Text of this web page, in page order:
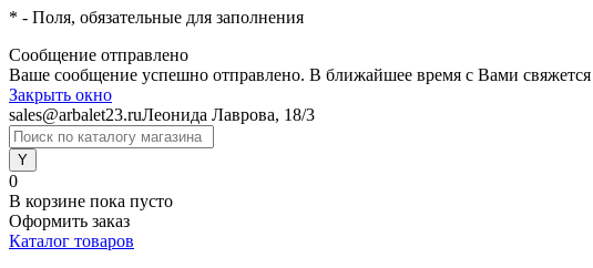
* - Поля, обязательные для заполнения
Сообщение отправлено
Ваше сообщение успешно отправлено. В ближайшее время с Вами
Закрыть окно
sales@arbalet23.ruЛеонида Лаврова, 18/3
0
В корзине пока пусто
Оформить заказ
Каталог товаров